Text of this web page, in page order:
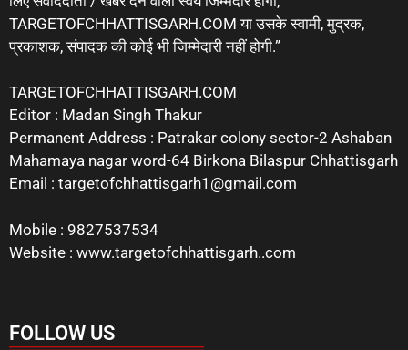
TARGETOFCHHATTISGARH.COM या उसके स्वामी, मुद्रक,
प्रकाशक, संपादक की कोई भी जिम्मेदारी नहीं होगी.”
TARGETOFCHHATTISGARH.COM
Editor : Madan Singh Thakur
Permanent Address : Patrakar colony sector-2 Ashaban
Mahamaya nagar word-64 Birkona Bilaspur Chhattisgarh
Email : targetofchhattisgarh1@gmail.com
Mobile : 9827537534
Website : www.targetofchhattisgarh..com
FOLLOW US